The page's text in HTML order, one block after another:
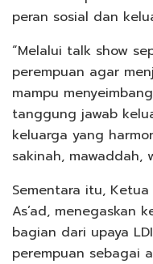
peran sosial dan
“Melalui talk show
perempuan agar
mampu
tanggung jawab
keluarga yang
sakinah, mawaddah,
Sementara itu, Ketua
As’ad, menegaskan
bagian dari upaya
perempuan sebagai